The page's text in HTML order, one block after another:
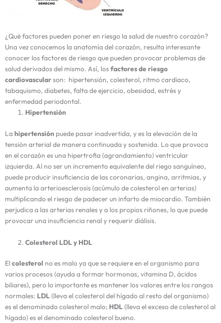
¿Qué factores pueden poner en riesgo la salud de nuestro corazón?
Una vez conocemos la anatomía del corazón, resulta interesante
conocer los factores de riesgo que pueden provocar problemas de
salud derivados del mismo. Así, losfactores de riesgo
cardiovascularson: hipertensión, colesterol, ritmo cardiaco,
tabaquismo, diabetes, falta de ejercicio, obesidad, estrés y
enfermedad periodontal.
Hipertensión
La hipertensión puede pasar inadvertida, y es la elevación de la
tensión arterial de manera continuada y sostenida. Lo que provoca
en el corazón es una hipertrofia (agrandamiento) ventricular
izquierda. Al no ser un incremento equivalente del riego sanguíneo,
puede producir insuficiencia de las coronarias, angina, arritmias, y
aumenta la arterioesclerosis (acúmulo de colesterol en arterias)
multiplicando el riesgo de padecer un infarto de miocardio. También
perjudica a las arterias renales y a los propios riñones, lo que puede
provocar una insuficiencia renal y requerir diálisis.
Colesterol LDL y HDL
El colesterol no es malo ya que se requiere en el organismo para
varios procesos (ayuda a formar hormonas, vitamina D, ácidos
biliares), pero lo importante es mantener los valores entre los rangos
normales: LDL(lleva el colesterol del hígado al resto del organismo)
es el denominado colesterol malo; HDL(lleva el exceso de colesterol al
hígado) es el denominado colesterol bueno.